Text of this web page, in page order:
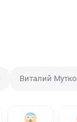
Виталий Мутко